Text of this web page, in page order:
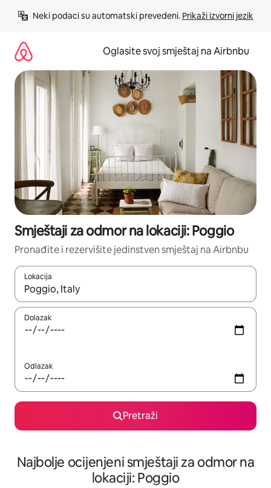
Neki podaci su automatski prevedeni. Prikaži izvorni jezik
Oglasite svoj smještaj na Airbnbu
Smještaji za odmor na lokaciji: Poggio
Pronađite i rezervišite jedinstven smještaj na Airbnbu
Lokacija
Kad rezultati budu dostupni, krećite se gore i dolje pomoću
Dolazak
Odlazak
Pretraži
Najbolje ocijenjeni smještaji za odmor na
lokaciji: Poggio